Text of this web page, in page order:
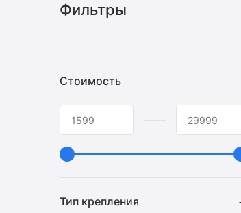
Фильтры
Стоимость
Тип крепления